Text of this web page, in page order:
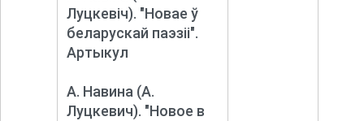
Луцкевіч). "Новае ў
беларускай паэзіі".
Артыкул
А. Навина (А.
Луцкевич). "Новое в